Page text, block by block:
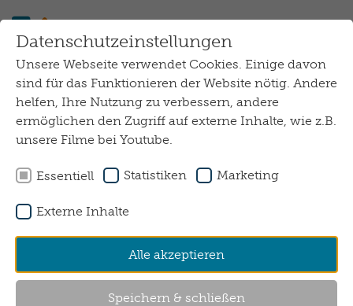
Datenschutzeinstellungen
Unsere Webseite verwendet Cookies. Einige davon
sind für das Funktionieren der Website nötig. Andere
helfen, Ihre Nutzung zu verbessern, andere
ermöglichen den Zugriff auf externe Inhalte, wie z.B.
unsere Filme bei Youtube.
Essentiell Statistiken Marketing
Externe Inhalte
Alle akzeptieren
Speichern & schließen
Wohnen mit Assistenz
Baakenhafen